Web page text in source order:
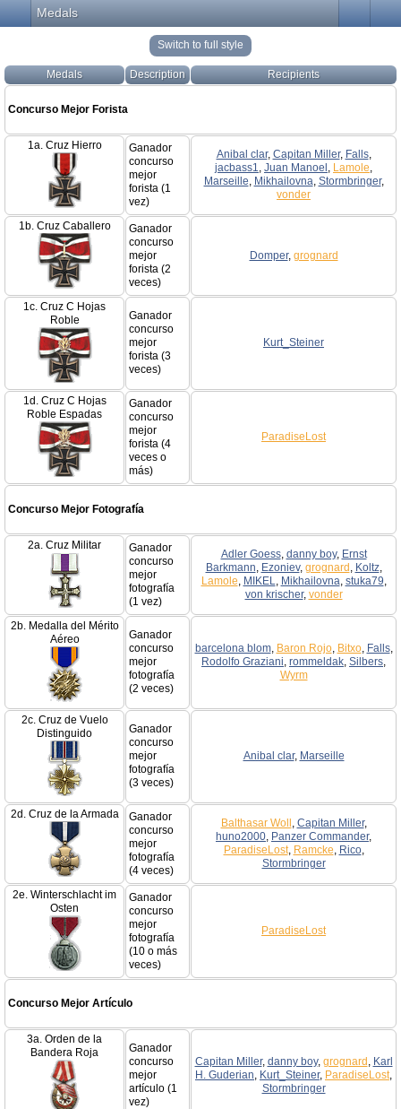
Medals
Switch to full style
Medals Description Recipients
Concurso Mejor Forista
1a. Cruz Hierro
Ganador
concurso
mejor
forista (1
vez)
Anibal clar, Capitan Miller, Falls,
jacbass1, Juan Manoel , Lamole,
Marseille, Mikhailovna, Stormbringer,
vonder
1b. Cruz Caballero
Ganador
concurso
mejor
forista (2
veces)
Domper, grognard
1c. Cruz C Hojas
Roble
Ganador
concurso
mejor
forista (3
veces)
Kurt_Steiner
1d. Cruz C Hojas
Roble Espadas
Ganador
concurso
mejor
forista (4
veces o
más)
ParadiseLost
Concurso Mejor Fotografía
2a. Cruz Militar
Ganador
concurso
mejor
fotografía
(1 vez)
Adler Goess, danny boy, Ernst
Barkmann, Ezoniev, grognard , Koltz,
Lamole, MIKEL, Mikhailovna, stuka79,
von krischer, vonder
2b. Medalla del Mérito
Aéreo
Ganador
concurso
mejor
fotografía
(2 veces)
barcelona blom, Baron Rojo, Bitxo, Falls,
Rodolfo Graziani, rommeldak, Silbers,
Wyrm
2c. Cruz de Vuelo
Distinguido
Ganador
concurso
mejor
fotografía
(3 veces)
Anibal clar, Marseille
2d. Cruz de la Armada
Ganador
concurso
mejor
fotografía
(4 veces)
Balthasar Woll , Capitan Miller,
huno2000, Panzer Commander,
ParadiseLost, Ramcke, Rico,
Stormbringer
2e. Winterschlacht im
Osten
Ganador
concurso
mejor
fotografía
(10 o más
veces)
ParadiseLost
Concurso Mejor Artículo
3a. Orden de la
Bandera Roja
Ganador
concurso
mejor
artículo (1
vez)
Capitan Miller, danny boy, grognard , Karl
H. Guderian, Kurt_Steiner, ParadiseLost,
Stormbringer